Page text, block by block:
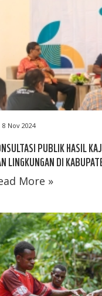
8 Nov 2024
PUBLIK HASIL
LINGKUNGAN DI
More »